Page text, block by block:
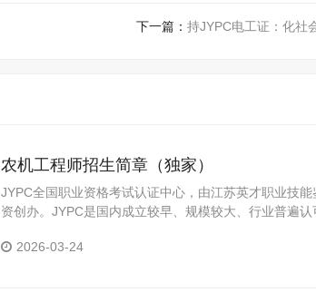
下一篇： 持JYPC电工证：化社
农机工程师招生简章（独家）
JYPC全国职业资格考试认证中心，由江苏英才职业技
资创办。JYPC是国内成立较早、规模较大、行业普遍
2026-03-24